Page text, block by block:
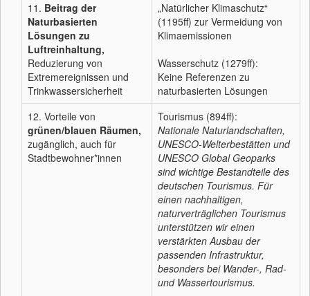
11. Beitrag der
Naturbasierten
Lösungen zu
Luftreinhaltung,
Reduzierung von
Extremereignissen und
Trinkwassersicherheit
„Natürlicher Klimaschutz“
(1195ff) zur Vermeidung von
Klimaemissionen
Wasserschutz (1279ff):
Keine Referenzen zu
naturbasierten Lösungen
12. Vorteile von
grünen/blauen Räumen,
zugänglich, auch für
Stadtbewohner*innen
Tourismus (894ff):
Nationale Naturlandschaften,
UNESCO-Welterbestätten und
UNESCO Global Geoparks
sind wichtige Bestandteile des
deutschen Tourismus. Für
einen nachhaltigen,
naturverträglichen Tourismus
unterstützen wir einen
verstärkten Ausbau der
passenden Infrastruktur,
besonders bei Wander-, Rad-
und Wassertourismus.